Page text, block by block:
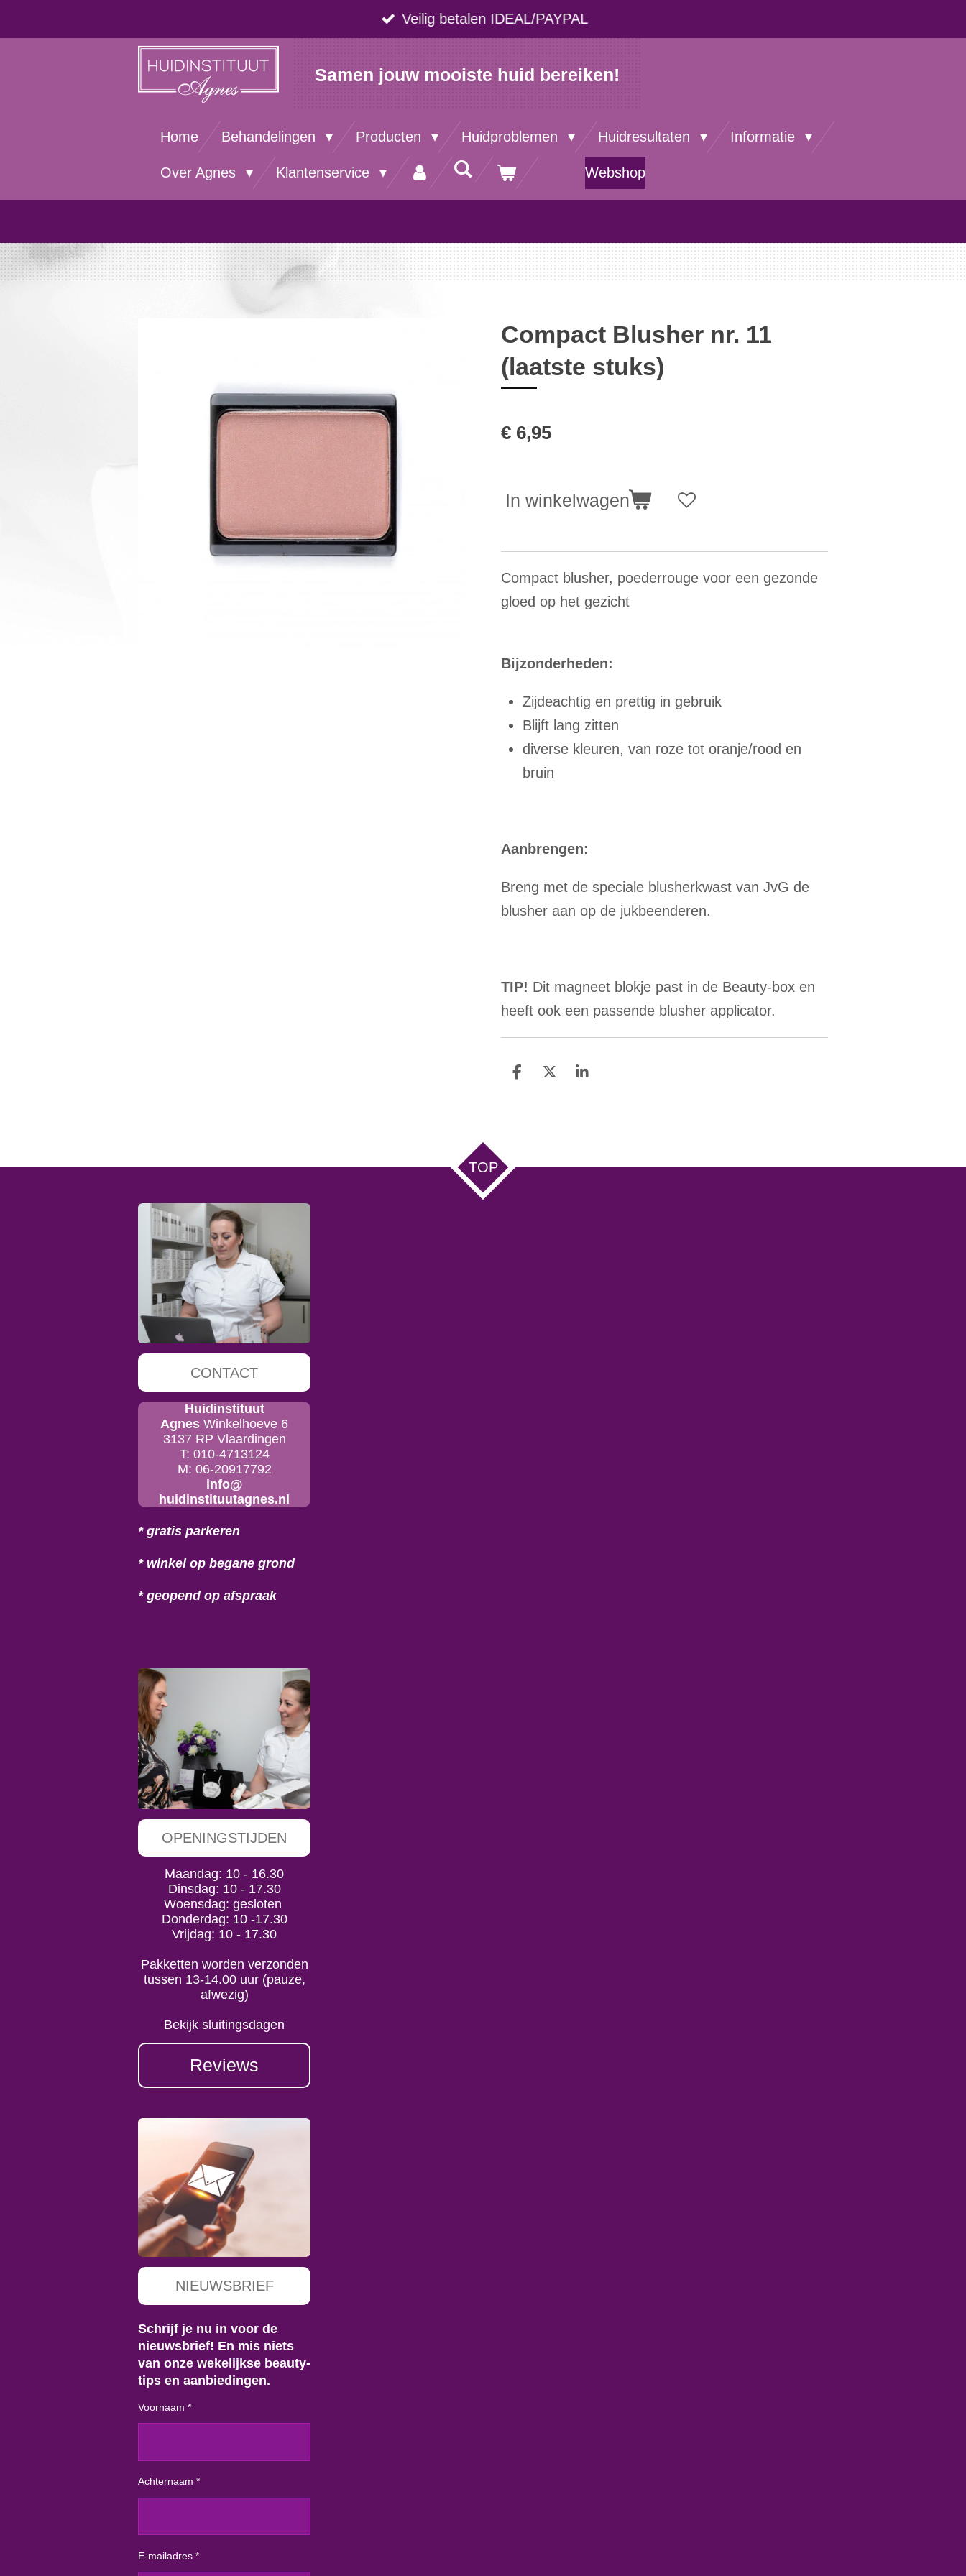
direct
Veilig betalen IDEAL/PAYPAL
Samen jouw mooiste huid bereiken!
Home Behandelingen Producten Huidproblemen Huidresultaten Informatie
Over Agnes Klantenservice Webshop
Compact Blusher nr. 11
(laatste stuks)
€ 6,95
In winkelwagen
Compact blusher, poederrouge voor een gezonde
gloed op het gezicht
Bijzonderheden:
Zijdeachtig en prettig in gebruik
Blijft lang zitten
diverse kleuren, van roze tot oranje/rood en
bruin
Aanbrengen:
Breng met de speciale blusherkwast van JvG de
blusher aan op de jukbeenderen.
TIP! Dit magneet blokje past in de Beauty-box en
heeft ook een passende blusher applicator.
D
D
S
TOP
CONTACT
Huidinstituut
Agnes Winkelhoeve 6
3137 RP Vlaardingen
T: 010-4713124
M: 06-20917792
info@
huidinstituutagnes.nl
* gratis parkeren
* winkel op begane grond
* geopend op afspraak
OPENINGSTIJDEN
Maandag: 10 - 16.30
Dinsdag: 10 - 17.30
Woensdag: gesloten
Donderdag: 10 -17.30
Vrijdag: 10 - 17.30
Pakketten worden verzonden
tussen 13-14.00 uur (pauze,
afwezig)
Bekijk sluitingsdagen
Reviews
NIEUWSBRIEF
Schrijf je nu in voor de
nieuwsbrief! En mis niets
van onze wekelijkse beauty-
tips en aanbiedingen.
Voornaam *
Achternaam *
E-mailadres *